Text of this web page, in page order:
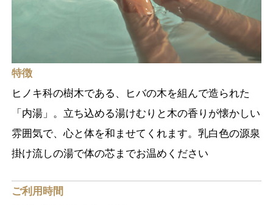
特徴
ヒノキ科の樹木である、ヒバの木を組んで造られた
「内湯」。立ち込める湯けむりと木の香りが懐かしい
雰囲気で、心と体を和ませてくれます。乳白色の源泉
掛け流しの湯で体の芯までお温めください
ご利用時間